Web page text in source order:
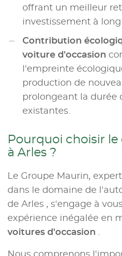
offrant un meilleur
investissement à
Contribution
voiture d'occasion
l'empreinte
production de
prolongeant la durée
existantes.
Pourquoi choisir
à Arles ?
Le Groupe Maurin,
dans le domaine de
de Arles , s'engage à
expérience inégalée en
voitures d'occasion .